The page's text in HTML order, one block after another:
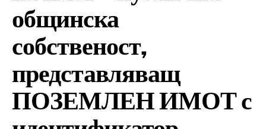
общинска
собственост,
представляващ
ПОЗЕМЛЕН ИМОТ с